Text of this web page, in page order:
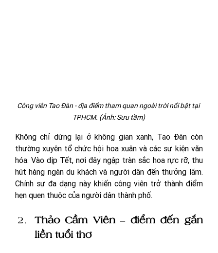
Công viên Tao Đàn - địa điểm tham quan ngoài trời nổi bật tại
TPHCM. (Ảnh: Sưu tầm)
Không chỉ dừng lại ở không gian xanh, Tao Đàn còn
thường xuyên tổ chức hội hoa xuân và các sự kiện văn
hóa. Vào dịp Tết, nơi đây ngập tràn sắc hoa rực rỡ, thu
hút hàng ngàn du khách và người dân đến thưởng lãm.
Chính sự đa dạng này khiến công viên trở thành điểm
hẹn quen thuộc của người dân thành phố.
Thảo Cầm Viên – điểm đến gắn
liền tuổi thơ